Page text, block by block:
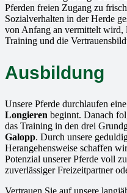
Pferden freien Zugang zu
Sozialverhalten in der Herde
von Anfang an vermittelt wird,
Training und die
Ausbildung
Unsere Pferde durchlaufen
Longieren beginnt. Danach
das Training in den drei
Galopp. Durch unsere
Herangehensweise schaffen
Potenzial unserer Pferde voll
zuverlässiger Freizeitpartner
Vertrauen Sie auf unsere